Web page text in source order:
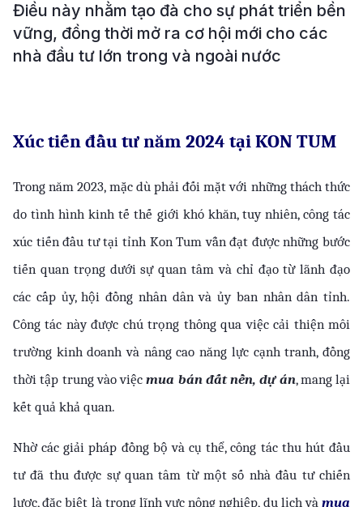
Điều này nhằm tạo đà cho sự phát triển bền
vững, đồng thời mở ra cơ hội mới cho các
nhà đầu tư lớn trong và ngoài nước
Xúc tiến đầu tư năm 2024 tại KON TUM
Trong năm 2023, mặc dù phải đối mặt với những thách thức
do tình hình kinh tế thế giới khó khăn, tuy nhiên, công tác
xúc tiến đầu tư tại tỉnh Kon Tum vẫn đạt được những bước
tiến quan trọng dưới sự quan tâm và chỉ đạo từ lãnh đạo
các cấp ủy, hội đồng nhân dân và ủy ban nhân dân tỉnh.
Công tác này được chú trọng thông qua việc cải thiện môi
trường kinh doanh và nâng cao năng lực cạnh tranh, đồng
thời tập trung vào việc mua bán đất nền, dự án, mang lại
kết quả khả quan.
Nhờ các giải pháp đồng bộ và cụ thể, công tác thu hút đầu
tư đã thu được sự quan tâm từ một số nhà đầu tư chiến
lược, đặc biệt là trong lĩnh vực nông nghiệp, du lịch và mua